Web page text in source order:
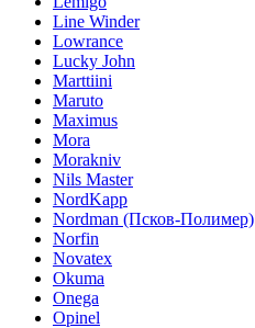
Line Winder
Lowrance
Lucky John
Marttiini
Maruto
Maximus
Mora
Morakniv
Nils Master
NordKapp
Nordman (Псков-Полимер)
Norfin
Novatex
Okuma
Onega
Opinel